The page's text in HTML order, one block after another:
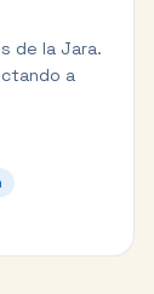
de la Jara.
a